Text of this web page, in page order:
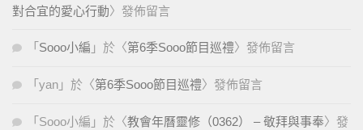
對合宜的愛心行動〉發佈留言
「 Sooo小編 」於〈第6季Sooo節目巡禮〉發佈留言
「 yan 」於〈第6季Sooo節目巡禮〉發佈留言
「 Sooo小編 」於〈教會年曆靈修（0362） – 敬拜與事奉〉發